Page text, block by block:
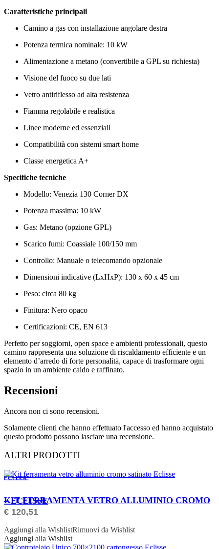
Caratteristiche principali
Camino a gas con installazione angolare destra
Potenza termica nominale: 10 kW
Alimentazione a metano (convertibile a GPL su richiesta)
Visione del fuoco su due lati
Vetro antiriflesso ad alta resistenza
Fiamma regolabile e realistica
Linee moderne ed essenziali
Compatibilità con sistemi smart home
Classe energetica A+
Specifiche tecniche
Modello: Venezia 130 Corner DX
Potenza massima: 10 kW
Gas: Metano (opzione GPL)
Scarico fumi: Coassiale 100/150 mm
Controllo: Manuale o telecomando opzionale
Dimensioni indicative (LxHxP): 130 x 60 x 45 cm
Peso: circa 80 kg
Finitura: Nero opaco
Certificazioni: CE, EN 613
Perfetto per soggiorni, open space e ambienti professionali, questo
camino rappresenta una soluzione di riscaldamento efficiente e un
elemento d’arredo di forte personalità, capace di trasformare ogni
spazio in un ambiente caldo e raffinato.
Recensioni
Ancora non ci sono recensioni.
Solamente clienti che hanno effettuato l'accesso ed hanno acquistato
questo prodotto possono lasciare una recensione.
ALTRI PRODOTTI
ECLISSE
ORDINABILE
KIT FERRAMENTA VETRO ALLUMINIO CROMO – ECLISSE
€ 120,51
Aggiungi alla WishlistRimuovi da Wishlist
Aggiungi alla Wishlist